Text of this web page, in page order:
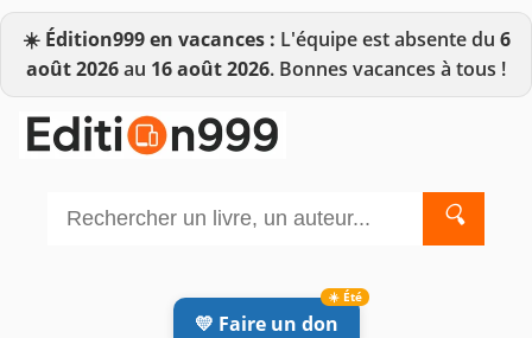
☀️ Édition999 en vacances : L'équipe est absente du 6
août 2026au 16 août 2026. Bonnes vacances à tous !
🔍
💛 Faire un don